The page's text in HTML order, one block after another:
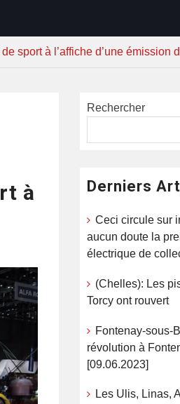
sport à l’affiche d’une émission
à
Rechercher
Derniers
Ceci circule sur
aucun doute la
électrique de
(Chelles): Les
Torcy ont rouvert
Fontenay-sous-
révolution à
[09.06.2023]
Les Ulis, Linas,